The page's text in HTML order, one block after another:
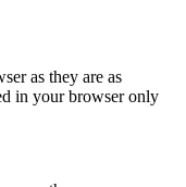
as they are as
in your browser only